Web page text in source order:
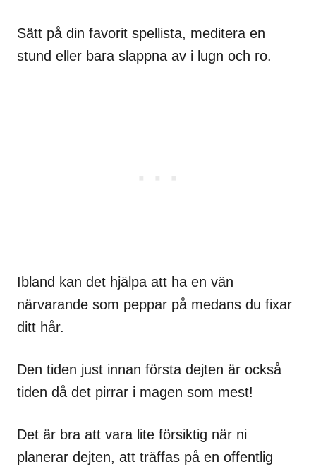
Sätt på din favorit spellista, meditera en
stund eller bara slappna av i lugn och ro.
Ibland kan det hjälpa att ha en vän
närvarande som peppar på medans du fixar
ditt hår.
Den tiden just innan första dejten är också
tiden då det pirrar i magen som mest!
Det är bra att vara lite försiktig när ni
planerar dejten, att träffas på en offentlig